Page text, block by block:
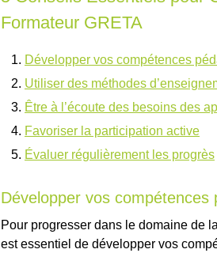
Formateur GRETA
Développer vos compétences
Utiliser des méthodes
Être à l’écoute des besoins des
Favoriser la participation active
Évaluer régulièrement les progrès
Développer vos compétences
Pour progresser dans le domaine de
est essentiel de développer vos